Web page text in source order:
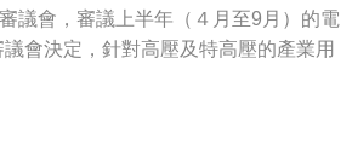
議會，審議上半年（４月至9月）的電
會決定，針對高壓及特高壓的產業用